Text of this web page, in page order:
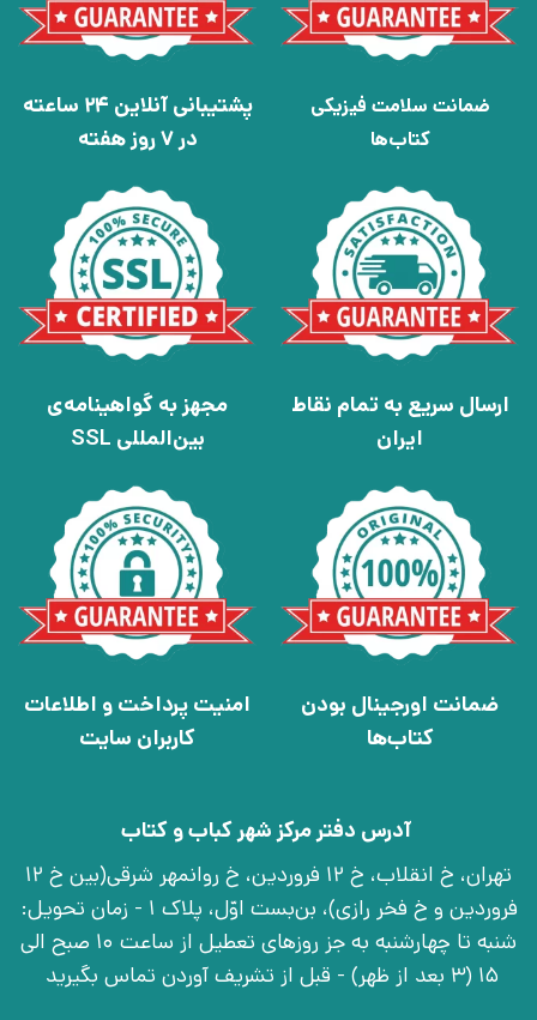
ضمانت سلامت فیزیکی
کتاب‌ها
پشتیبانی آنلاین 24 ساعته
در 7 روز هفته
ارسال سریع به تمام نقاط
ایران
مجهز به گواهینامه‌ی
بین‌المللی SSL
ضمانت اورجینال بودن
کتاب‌ها
امنیت پرداخت و اطلاعات
کاربران سایت
آدرس دفتر مرکز شهر کباب و کتاب
تهران، خ انقلاب، خ 12 فروردین، خ روانمهر شرقی(بین خ 12
فروردین و خ فخر رازی)، بن‌بست اوّل، پلاک 1 - زمان تحویل:
شنبه تا چهارشنبه به جز روزهای تعطیل از ساعت 10 صبح الی
15 (3 بعد از ظهر) - قبل از تشریف آوردن تماس بگیرید